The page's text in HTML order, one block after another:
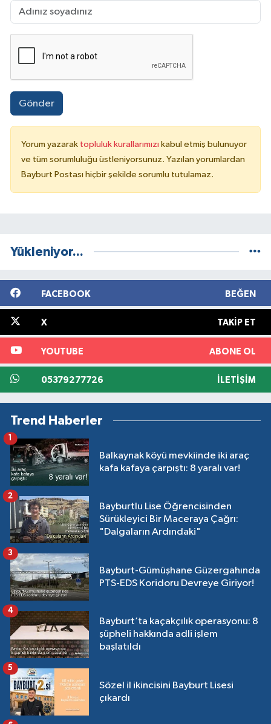
Gönder
Yorum yazarak topluluk kurallarımızı kabul etmiş bulunuyor
ve tüm sorumluluğu üstleniyorsunuz. Yazılan yorumlardan
Bayburt Postası hiçbir şekilde sorumlu tutulamaz.
Yükleniyor...
FACEBOOK BEĞEN
X TAKIP ET
YOUTUBE ABONE OL
05379277726 İLETIŞIM
Trend Haberler
Balkaynak köyü mevkiinde iki araç
kafa kafaya çarpıştı: 8 yaralı var!
1
Bayburtlu Lise Öğrencisinden
Sürükleyici Bir Maceraya Çağrı:
"Dalgaların Ardındaki"
2
Bayburt-Gümüşhane Güzergahında
PTS-EDS Koridoru Devreye Giriyor!
3
Bayburt’ta kaçakçılık operasyonu: 8
şüpheli hakkında adli işlem
başlatıldı
4
Sözel il ikincisini Bayburt Lisesi
çıkardı
5